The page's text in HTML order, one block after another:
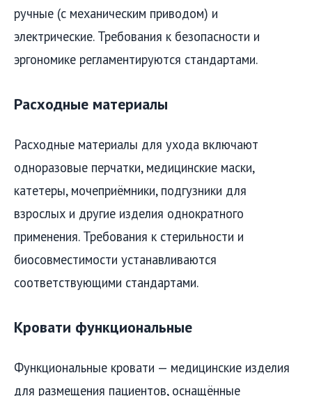
ручные (с механическим приводом) и
электрические. Требования к безопасности и
эргономике регламентируются стандартами.
Расходные материалы
Расходные материалы для ухода включают
одноразовые перчатки, медицинские маски,
катетеры, мочеприёмники, подгузники для
взрослых и другие изделия однократного
применения. Требования к стерильности и
биосовместимости устанавливаются
соответствующими стандартами.
Кровати функциональные
Функциональные кровати — медицинские изделия
для размещения пациентов, оснащённые